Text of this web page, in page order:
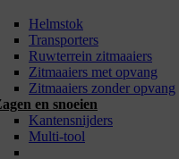
Helmstok
Transporters
Ruwterrein zitmaaiers
Zitmaaiers met opvang
Zitmaaiers zonder opvang
en snoeien
Kantensnijders
Multi-tool